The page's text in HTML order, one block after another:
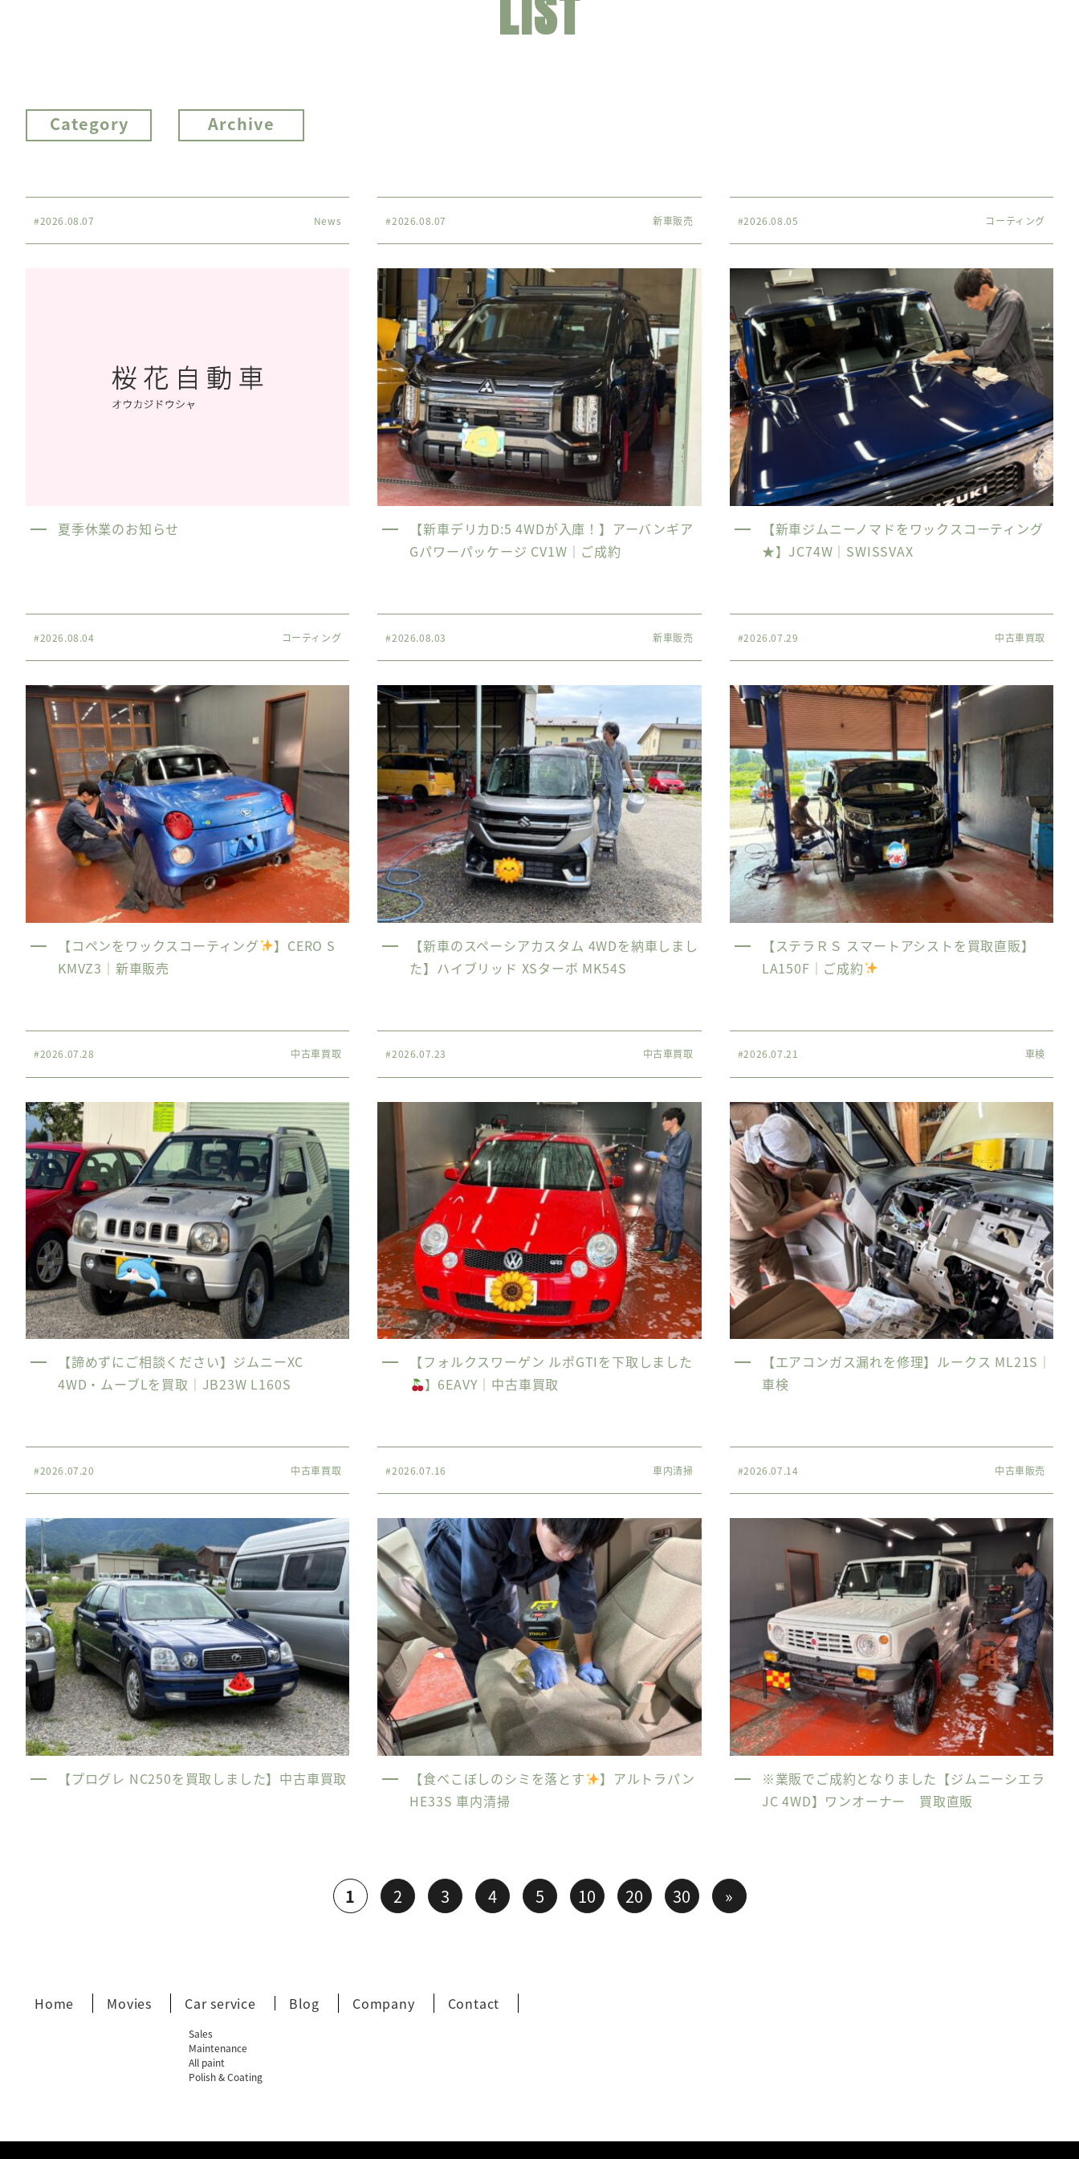
Category Archive
#2026.08.07 News
夏季休業のお知らせ
#2026.08.07 新車販売
【新車デリカD:5 4WDが入庫！】アーバンギア
Gパワーパッケージ CV1W｜ご成約
#2026.08.05 コーティング
【新車ジムニーノマドをワックスコーティング
★】JC74W｜SWISSVAX
#2026.08.04 コーティング
【コペンをワックスコーティング
】CERO S
KMVZ3｜新車販売
#2026.08.03 新車販売
【新車のスペーシアカスタム 4WDを納車しまし
た】ハイブリッド XSターボ MK54S
#2026.07.29 中古車買取
【ステラＲＳ スマートアシストを買取直販】
LA150F｜ご成約
#2026.07.28 中古車買取
【諦めずにご相談ください】ジムニーXC
4WD・ムーブLを買取｜JB23W L160S
#2026.07.23 中古車買取
【フォルクスワーゲン ルポGTIを下取しました
】6EAVY｜中古車買取
#2026.07.21 車検
【エアコンガス漏れを修理】ルークス ML21S｜
車検
#2026.07.20 中古車買取
【プログレ NC250を買取しました】中古車買取
#2026.07.16 車内清掃
【食べこぼしのシミを落とす
】アルトラパン
HE33S 車内清掃
#2026.07.14 中古車販売
※業販でご成約となりました【ジムニーシエラ
JC 4WD】ワンオーナー 買取直販
1 2 3 4 5 10 20 30 »
Home Movies Car service
Sales
Maintenance
All paint
Polish & Coating
Blog Company Contact